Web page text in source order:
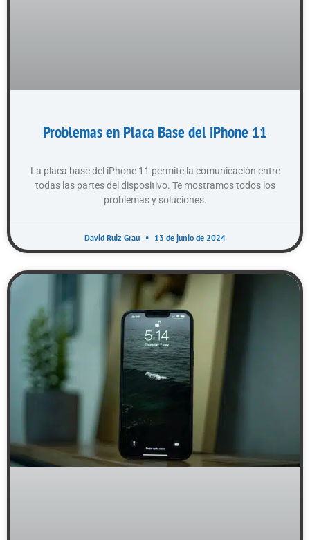
Problemas en Placa Base del iPhone 11
La placa base del iPhone 11 permite la comunicación entre
todas las partes del dispositivo. Te mostramos todos los
problemas y soluciones.
David Ruiz Grau 13 de junio de 2024